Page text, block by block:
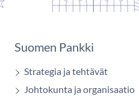
Suomen Pankki
Strategia ja tehtävät
Johtokunta ja organisaatio